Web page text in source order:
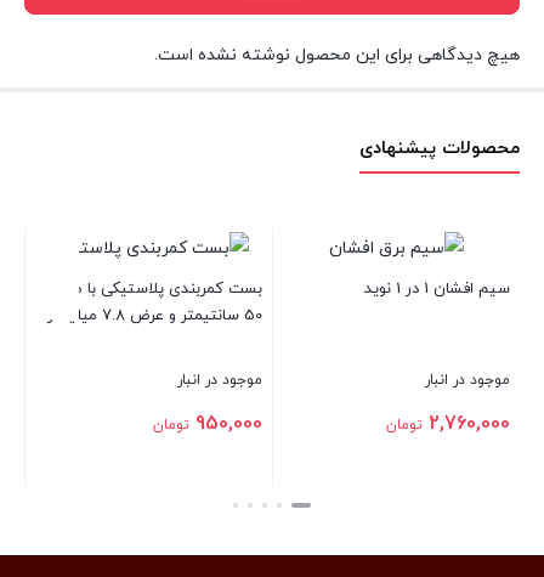
هیچ دیدگاهی برای این محصول نوشته نشده است.
محصولات پیشنهادی
سیم افشان 1 در 1 نوید
موجود در انبار
2,760,000 تومان
بست کمربندی پلاستیکی با طول
50 سانتیمتر و عرض 7.8 میلیمتر
موجود در انبار
950,000 تومان
بستن